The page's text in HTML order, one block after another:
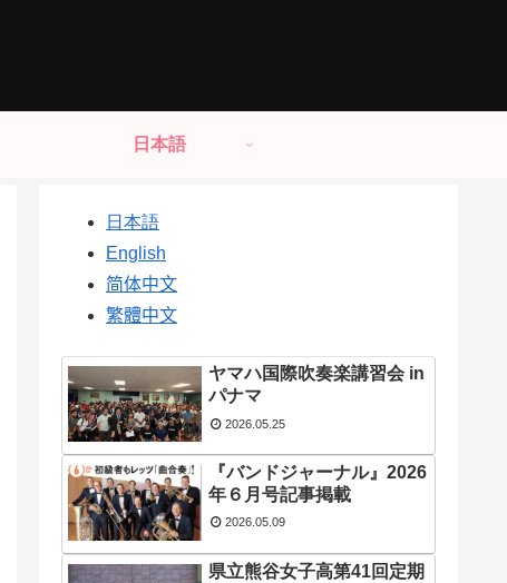
日本語
日本語
English
简体中文
繁體中文
ヤマハ国際吹奏楽講習会 in
パナマ
2026.05.25
『バンドジャーナル』2026
年６月号記事掲載
2026.05.09
県立熊谷女子高第41回定期